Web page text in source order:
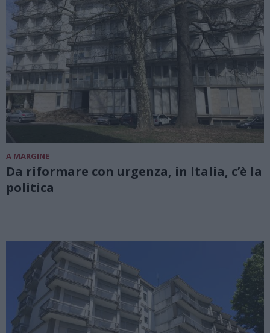
A MARGINE
Da riformare con urgenza, in Italia, c’è la
politica